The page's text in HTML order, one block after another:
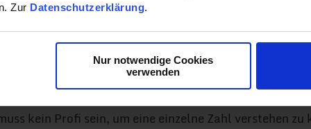
Zur Datenschutzerklärung.
Nur notwendige Cookies
verwenden
und kann nicht missverstanden werden. Es kann
nichts.
Unternehmen seinen Markenwert mit derselben
und eine Aussage über seinen Markenwert im
kein Profi sein, um eine einzelne Zahl verstehen